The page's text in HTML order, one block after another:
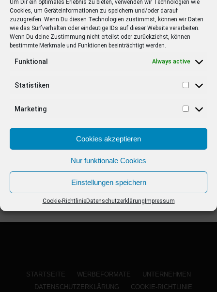
Um Dir ein optimales Erlebnis zu bieten, verwenden wir Technologien wie
Cookies, um Geräteinformationen zu speichern und/oder darauf
zuzugreifen. Wenn Du diesen Technologien zustimmst, können wir Daten
wie das Surfverhalten oder eindeutige IDs auf dieser Website verarbeiten.
Wenn Du deine Zustimmung nicht erteilst oder zurückziehst, können
bestimmte Merkmale und Funktionen beeinträchtigt werden.
Funktional Always active
Statistiken
Marketing
Cookies akzeptieren
Nur funktionale Cookies
Einstellungen speichern
Cookie-RichtlinieDatenschutzerklärung Impressum
EMPFOHLEN
STARS 4 years ago
Barbara Schöneberger Moderatorin
von “Verstehen Sie Spaß?”
STARTSEITE WERBEFORMATE
UNTERNEHMEN
DATENSCHUTZERKLÄRUNG
COOKIE-RICHTLINIE